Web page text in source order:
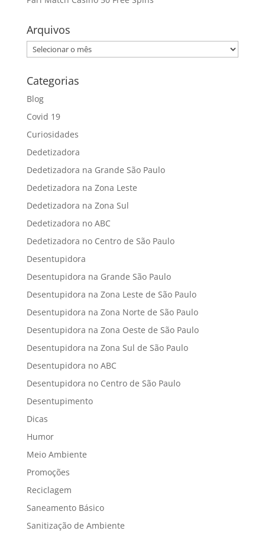
Arquivos
Arquivos
Categorias
Blog
Covid 19
Curiosidades
Dedetizadora
Dedetizadora na Grande São Paulo
Dedetizadora na Zona Leste
Dedetizadora na Zona Sul
Dedetizadora no ABC
Dedetizadora no Centro de São Paulo
Desentupidora
Desentupidora na Grande São Paulo
Desentupidora na Zona Leste de São Paulo
Desentupidora na Zona Norte de São Paulo
Desentupidora na Zona Oeste de São Paulo
Desentupidora na Zona Sul de São Paulo
Desentupidora no ABC
Desentupidora no Centro de São Paulo
Desentupimento
Dicas
Humor
Meio Ambiente
Promoções
Reciclagem
Saneamento Básico
Sanitização de Ambiente